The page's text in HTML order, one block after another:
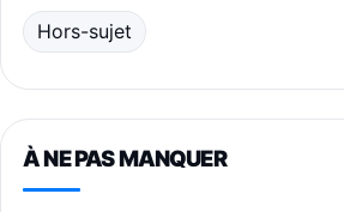
Hors-sujet
À NE PAS MANQUER